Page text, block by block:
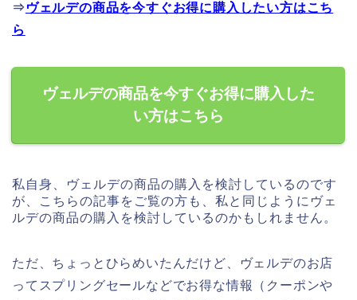
⇒ ヴェルデの商品を今すぐお得に購入したい方はこち
ら
ヴェルデの商品を今すぐお得に購入した
い方はこちら
私自身、ヴェルデの商品の購入を検討しているのです
が、こちらの記事をご覧の方も、私と同じようにヴェ
ルデの商品の購入を検討しているのかもしれません。
ただ、ちょっとひらめいたんだけど、ヴェルデのお店
ってスプリングセールなどでお得な情報（クーポンや